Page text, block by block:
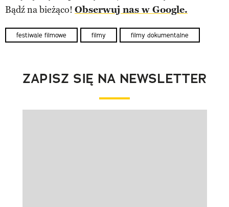
Bądź na bieżąco! Obserwuj nas w Google.
festiwale filmowe filmy filmy dokumentalne
ZAPISZ SIĘ NA NEWSLETTER